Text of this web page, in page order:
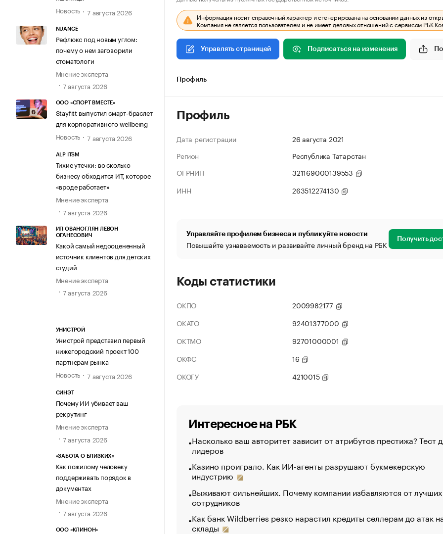
Новость
7 августа 2026
NUANCE
Рефлюкс под новым углом:
почему о нем заговорили
стоматологи
Мнение эксперта
7 августа 2026
ООО «СПОРТ ВМЕСТЕ»
Stayfitt выпустил смарт-браслет
для корпоративного wellbeing
Новость
7 августа 2026
ALP ITSM
Тихие утечки: во сколько
бизнесу обходится ИТ, которое
«вроде работает»
Мнение эксперта
7 августа 2026
ИП ОВАНОГЛЯН ЛЕВОН
ОГАНЕСОВИЧ
Какой самый недооцененный
источник клиентов для детских
студий
Мнение эксперта
7 августа 2026
УНИСТРОЙ
Унистрой представил первый
нижегородский проект 100
партнерам рынка
Новость
7 августа 2026
СИНЭТ
Почему ИИ убивает ваш
рекрутинг
Мнение эксперта
7 августа 2026
«ЗАБОТА О БЛИЗКИХ»
Как пожилому человеку
поддерживать порядок в
документах
Мнение эксперта
7 августа 2026
ООО «КЛИНОН»
Информация носит справочный характер и сгенерирована на основании данных из
Компания не является пользователем и не имеет деловых отношений с сервисом РБК
Управлять страницей Подписаться на изменения
Профиль
Профиль
Дата регистрации
26 августа 2021
Регион
Республика Татарстан
ОГРНИП
321169000139553
ИНН
263512274130
Управляйте профилем бизнеса и публикуйте новости
Повышайте узнаваемость и развивайте личный бренд на РБК Получить
Коды статистики
ОКПО
2009982177
ОКАТО
92401377000
ОКТМО
92701000001
ОКФС
16
ОКОГУ
4210015
Интересное на РБК
Насколько ваш авторитет зависит от атрибутов престижа? Тест
лидеров
Казино проиграло. Как ИИ-агенты разрушают букмекерскую
индустрию
Выживают сильнейших. Почему компании избавляются от лучших
сотрудников
Как банк Wildberries резко нарастил кредиты селлерам до атак
склады